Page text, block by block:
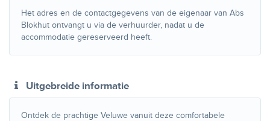
Het adres en de contactgegevens van de eigenaar van Abs
Blokhut ontvangt u via de verhuurder, nadat u de
accommodatie gereserveerd heeft.
Uitgebreide informatie
Ontdek de prachtige Veluwe vanuit deze comfortabele